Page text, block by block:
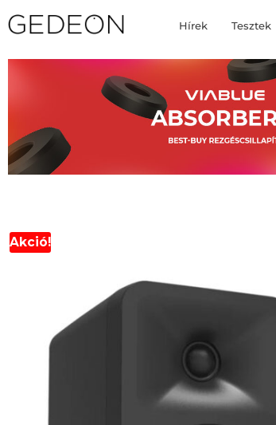
Hírek Tesztek
Akció!